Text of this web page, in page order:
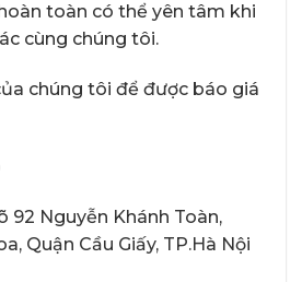
toàn có thể yên tâm khi
cùng chúng tôi.
chúng tôi để được báo giá
92 Nguyễn Khánh Toàn,
Quận Cầu Giấy, TP.Hà Nội